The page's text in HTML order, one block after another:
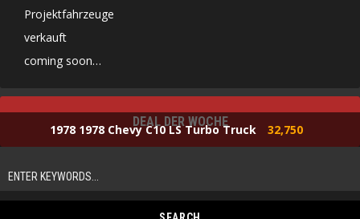
Projektfahrzeuge
verkauft
coming soon…
DEAL DER WOCHE
1978 1978 Chevy C10 LS Turbo Truck 32,750